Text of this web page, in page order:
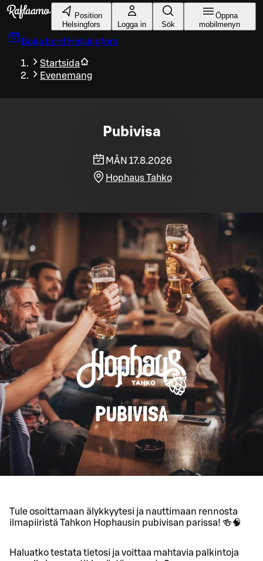
Gå till huvudinnehållet
Position
Helsingfors
Logga in Sök
Öppna
mobilmenyn
Boka bord Helsingfors
Startsida
Evenemang
Pubivisa
MÅN 17.8.2026
Hophaus Tahko
Tule osoittamaan älykkyytesi ja nauttimaan rennosta
ilmapiiristä Tahkon Hophausin pubivisan parissa! 🍻🧠
Haluatko testata tietosi ja voittaa mahtavia palkintoja